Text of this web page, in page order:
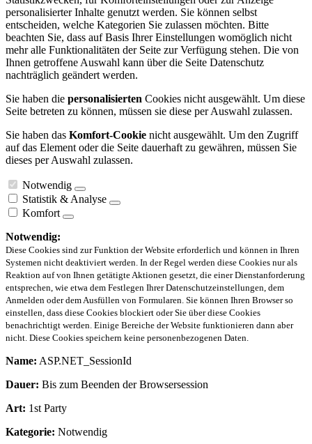
personalisierter Inhalte genutzt werden. Sie können selbst
entscheiden, welche Kategorien Sie zulassen möchten. Bitte
beachten Sie, dass auf Basis Ihrer Einstellungen womöglich nicht
mehr alle Funktionalitäten der Seite zur Verfügung stehen. Die von
Ihnen getroffene Auswahl kann über die Seite Datenschutz
nachträglich geändert werden.
Sie haben die personalisierten Cookies nicht ausgewählt. Um diese
Seite betreten zu können, müssen sie diese per Auswahl zulassen.
Sie haben das Komfort-Cookie nicht ausgewählt. Um den Zugriff
auf das Element oder die Seite dauerhaft zu gewähren, müssen Sie
dieses per Auswahl zulassen.
Notwendig
Statistik & Analyse
Komfort
Notwendig:
Diese Cookies sind zur Funktion der Website erforderlich und können in Ihren
Systemen nicht deaktiviert werden. In der Regel werden diese Cookies nur als
Reaktion auf von Ihnen getätigte Aktionen gesetzt, die einer Dienstanforderung
entsprechen, wie etwa dem Festlegen Ihrer Datenschutzeinstellungen, dem
Anmelden oder dem Ausfüllen von Formularen. Sie können Ihren Browser so
einstellen, dass diese Cookies blockiert oder Sie über diese Cookies
benachrichtigt werden. Einige Bereiche der Website funktionieren dann aber
nicht. Diese Cookies speichern keine personenbezogenen Daten.
Name: ASP.NET_SessionId
Dauer: Bis zum Beenden der Browsersession
Art: 1st Party
Kategorie: Notwendig